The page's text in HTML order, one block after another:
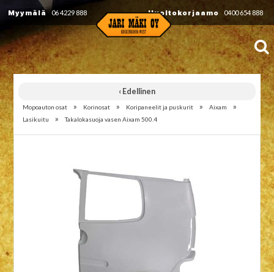
Myymälä 06 4229 888 Huoltokorjaamo 0400 654 888
‹ Edellinen
Mopoauton osat » Korinosat » Koripaneelit ja puskurit » Aixam »
Lasikuitu » Takalokasuoja vasen Aixam 500.4